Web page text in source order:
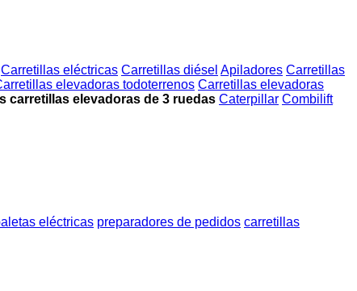
Carretillas eléctricas Carretillas diésel Apiladores Carretillas
elevadoras todoterrenos Carretillas elevadoras
carretillas elevadoras de 3 ruedas Caterpillar Combilift
eléctricas preparadores de pedidos carretillas